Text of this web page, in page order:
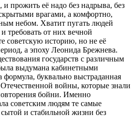
и прожить её надо без надрыва, без
врагами, а комфортно,
небом. Хватит пугать людей
требовать от них вечной
советскую историю, но не её
а эпоху Леонида Брежнева.
государств с различным
выдумана кабинетными
буквально выстраданная
войны, которые знали
бойни. Именно
советским людям те самые
и стабильной жизни без